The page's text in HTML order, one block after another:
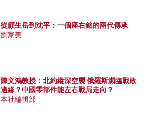
從顧生岳到沈平：一個座右銘的兩代傳承
劉家美
陳文鴻教授：北約縱深空襲 俄羅斯瀕臨戰敗
邊緣？中國零部件能左右戰局走向？
本社編輯部